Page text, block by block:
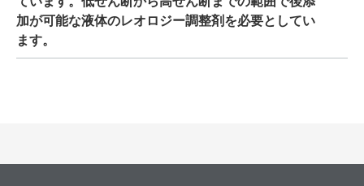
上記の推奨レベルを方針として使用することができま
す。最適なレベルは、一連のラボ試験を通して決定され
ます。
ロジー添加剤で、たれ防止性と沈降防止性を改善するた
め、中せん断領域で影響を与えることなくチキソトロピ
ー流動挙動を生成します。制御された撹拌の下で添加す
ることで最適な分布を確保し、塗布における可能な限り
（納入形態）。 上記の推奨レベルを方針として使用する
推奨レベル： 目標とする調合の性質に応じて、全調合に
対して 1.0～4.0％の添加剤（納入形態）。 上記の推奨レ
ベルを方針として使用することができます。最適なレベ
H 7500 VF、RHEOBYK-H 7625 VF、RHEOBYK-7610。すべ
ての製品が高擬塑性レオロジー調整剤です。
H 3300 VFが最も穏和な製品で、RHEOBYK-H 7625 VF、
加が可能な液体のレオロジー調整剤を必要としてい
ます。